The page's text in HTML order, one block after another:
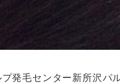
発毛センター新所沢パ